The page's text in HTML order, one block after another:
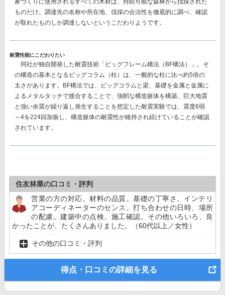
家づくりに使用されるすべての木材は、持続可能な森林から伐採された
ものだけ。調達先の名称や所在地、伐採の合法性を徹底的に調べ、確認
が取れたものしか調達しないというこだわりようです。
耐震性能にこだわりたい
同社が独自開発した耐震技術 「ビッグフレーム構法（BF構法）」。 そ
の構造の基本となるビッグコラム（柱）は、一般的な柱に比べ約5倍の
太さがあります。BF構法では、ビッグコラムと梁、基礎を金属と金属に
よるメタルタッチで接合することで、強靭な構造躯体を構築。巨大地震
と強い余震が繰り返し発生することを想定した耐震実験では、 震度6弱
～4を224回加振し、構造躯体の耐震性が維持され続けていることが確認
されています。
住友林業の口コミ・評判
営業の方の対応。材料の品質。基礎の丁寧さ。インテリ
アコーディネーターのセンス。打ち合わせの日時、場所
の配慮。建築中の点検、施工確認。その他いろいろ、良
かったことが、たくさんありました。（60代以上／女性）
その他の口コミ・評判
得点・口コミの詳細を見る